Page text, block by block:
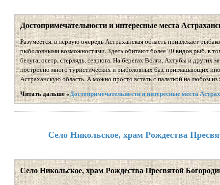
Достопримечательности и интересные места
Разумеется, в первую очередь Астраханская область привлекает
рыболовными возможностями. Здесь обитают более 70 видов рыб, в
белуга, осетр, стерлядь, севрюга. На берегах Волги, Ахтубы и других
построено много туристических и рыболовных баз, приглашающих
Астраханскую область. А можно просто встать с палаткой на любом
Читать дальше «Достопримечательности и интересные места
Село Никольское, храм Рождества
Село Никольское, храм Рождества Пресвятой